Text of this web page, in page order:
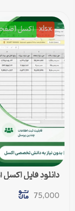
xlsx اکسل
دانلود فایل
خودکار حق سنوات
75,000